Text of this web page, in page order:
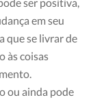
em seu
que se livrar de
às coisas
ou ainda pode